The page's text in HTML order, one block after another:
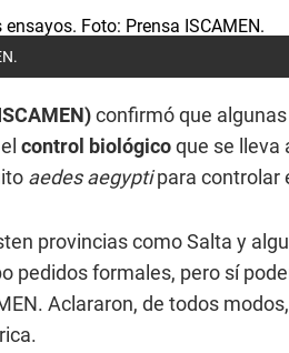
confirmó que
control biológicoque se lleva
aedes aegyptipara controlar
provincias como Salta y
pedidos formales, pero sí
Aclararon, de todos